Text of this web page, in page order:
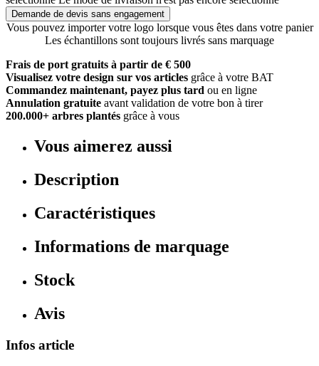
Demande de devis sans engagement
Vous pouvez importer votre logo lorsque vous êtes dans votre panier
Les échantillons sont toujours livrés sans marquage
Frais de port gratuits à partir de € 500
Visualisez votre design sur vos articles grâce à votre BAT
Commandez maintenant, payez plus tard ou en ligne
Annulation gratuite avant validation de votre bon à tirer
200.000+ arbres plantés grâce à vous
Vous aimerez aussi
Description
Caractéristiques
Informations de marquage
Stock
Avis
Infos article